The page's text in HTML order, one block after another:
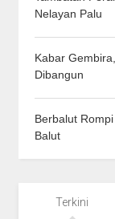
Nelayan Palu
Kabar
Dibangun
Berbalut
Balut
Terkini